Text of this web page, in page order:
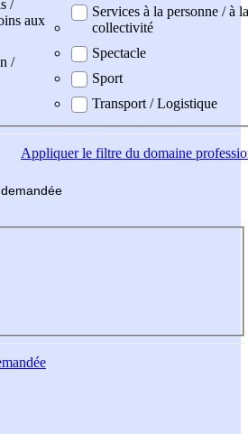
/
aux
/
Services à la personne / à la
collectivité
Spectacle
Sport
Transport / Logistique
Appliquerle filtre du domaine
demandée